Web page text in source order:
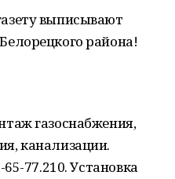
выписывают
района!
газоснабжения,
канализации.
77.210. Установка